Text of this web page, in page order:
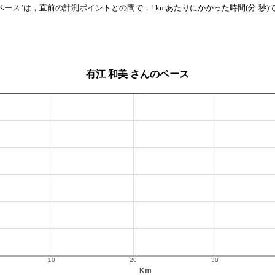
ース"は，直前の計測ポイントとの間で，1kmあたりにかかった時間(分:秒)
有江 和美 さんのペース